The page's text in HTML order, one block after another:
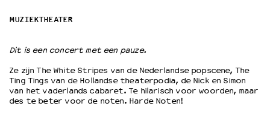
Openingstijden & contact
Kaartverkoop
EDUCATIE
MUZIEKTHEATER
Dit is een concert met een pauze.
Ze zijn The White Stripes van de Nederlandse popscene, The
Ting Tings van de Hollandse theaterpodia, de Nick en Simon
van het vaderlands cabaret. Te hilarisch voor woorden, maar
des te beter voor de noten. Harde Noten!